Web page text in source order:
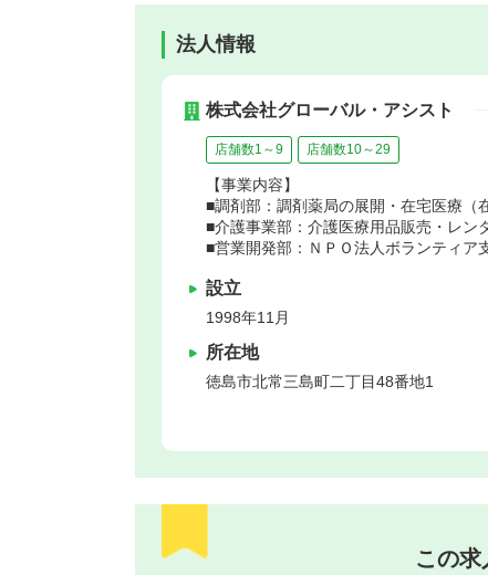
法人情報
株式会社グローバル・アシスト
店舗数1～9 店舗数10～29
【事業内容】
■調剤部：調剤薬局の展開・在宅医療（
■介護事業部：介護医療用品販売・レン
■営業開発部：ＮＰＯ法人ボランティア
設立
1998年11月
所在地
徳島市北常三島町二丁目48番地1
この